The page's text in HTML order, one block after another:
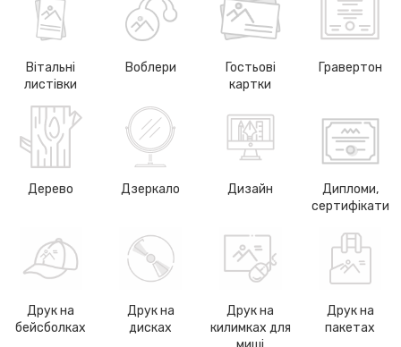
Вітальні
листівки
Воблери
Гостьові
картки
Гравертон
Дерево Дзеркало Дизайн
Дипломи,
сертифікати
Друк на
бейсболках
Друк на
дисках
Друк на
килимках для
Друк на
пакетах